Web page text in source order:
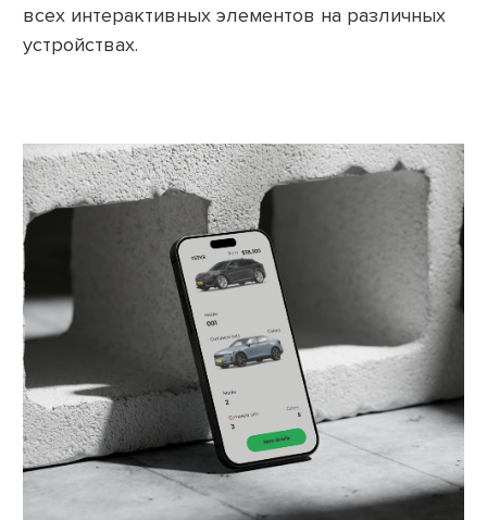
всех интерактивных элементов на различных
устройствах.